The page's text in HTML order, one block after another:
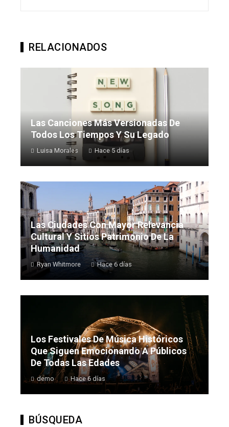
RELACIONADOS
Las Canciones Más Versionadas De
Todos Los Tiempos Y Su Legado
Luisa Morales Hace 5 días
Las Ciudades Con Mayor Relevancia
Cultural Y Sitios Patrimonio De La
Humanidad
Ryan Whitmore Hace 6 días
Los Festivales De Música Históricos
Que Siguen Emocionando A Públicos
De Todas Las Edades
demo Hace 6 días
BÚSQUEDA